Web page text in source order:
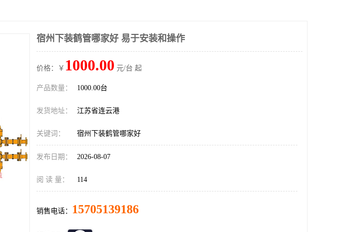
宿州下装鹤管哪家好 易于安装和操作
价格：￥ 1000.00 元/台 起
产品数量： 1000.00台
发货地址： 江苏省连云港
关键词： 宿州下装鹤管哪家好
发布日期： 2026-08-07
阅 读 量： 114
销售电话： 15705139186